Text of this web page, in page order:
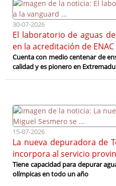
30-07-2026
El laboratorio de aguas
en la acreditación de ENAC
Cuenta con medio centenar de
calidad y es pionero en
15-07-2026
La nueva depuradora de
incorpora al servicio
Tiene capacidad para depurar
olímpicas en todo un año